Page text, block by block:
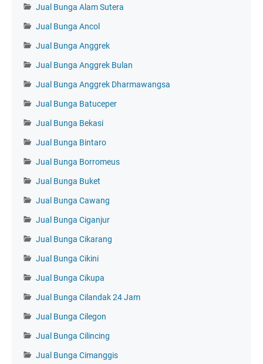
Jual Bunga Alam Sutera
Jual Bunga Ancol
Jual Bunga Anggrek
Jual Bunga Anggrek Bulan
Jual Bunga Anggrek Dharmawangsa
Jual Bunga Batuceper
Jual Bunga Bekasi
Jual Bunga Bintaro
Jual Bunga Borromeus
Jual Bunga Buket
Jual Bunga Cawang
Jual Bunga Ciganjur
Jual Bunga Cikarang
Jual Bunga Cikini
Jual Bunga Cikupa
Jual Bunga Cilandak 24 Jam
Jual Bunga Cilegon
Jual Bunga Cilincing
Jual Bunga Cimanggis